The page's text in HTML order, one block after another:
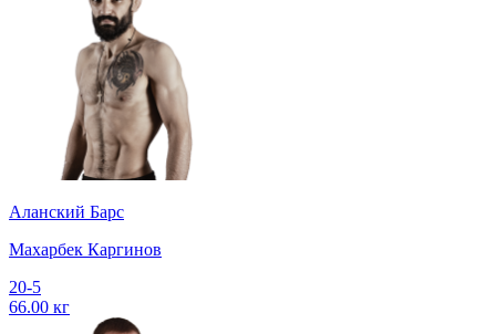
Аланский Барс
Махарбек Каргинов
20-5
66.00 кг